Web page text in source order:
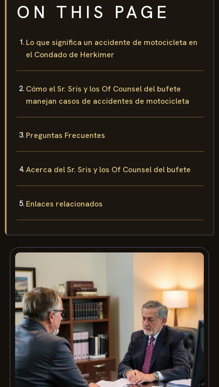
ON THIS PAGE
Lo que significa un accidente de motocicleta en
el Condado de Herkimer
Cómo el Sr. Sris y los Of Counsel del bufete
manejan casos de accidentes de motocicleta
Preguntas Frecuentes
Acerca del Sr. Sris y los Of Counsel del bufete
Enlaces relacionados